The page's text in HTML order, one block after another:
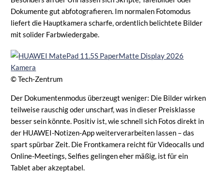
Dokumente gut abfotografieren. Im normalen Fotomodus
liefert die Hauptkamera scharfe, ordentlich belichtete Bilder
mit solider Farbwiedergabe.
© Tech-Zentrum
Der Dokumentenmodus überzeugt weniger: Die Bilder wirken
teilweise rauschig oder unscharf, was in dieser Preisklasse
besser sein könnte. Positiv ist, wie schnell sich Fotos direkt in
der HUAWEI-Notizen-App weiterverarbeiten lassen – das
spart spürbar Zeit. Die Frontkamera reicht für Videocalls und
Online-Meetings, Selfies gelingen eher mäßig, ist für ein
Tablet aber akzeptabel.